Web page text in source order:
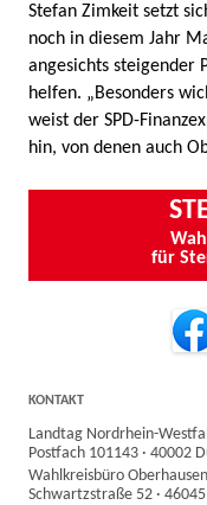
Stefan Zimkeit setzt
noch in diesem Jahr
angesichts steigender
helfen. „Besonders
weist der SPD-
hin, von denen auch
für
KONTAKT
Landtag Nordrhein-
Postfach 101143 · 40002
Wahlkreisbüro
Schwartzstraße 52 ·